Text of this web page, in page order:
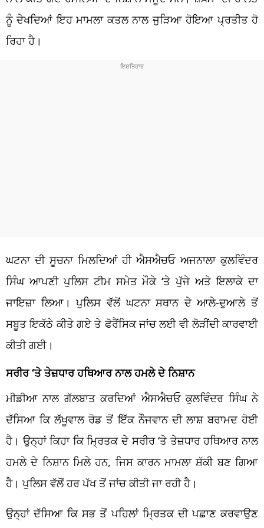
ਨੂੰ ਦੇਖਦਿਆਂ ਇਹ ਮਾਮਲਾ ਕਤਲ ਨਾਲ ਜੁੜਿਆ ਹੋਇਆ ਪ੍ਰਤੀਤ ਹੋ
ਰਿਹਾ ਹੈ।
ਘਟਨਾ ਦੀ ਸੂਚਨਾ ਮਿਲਦਿਆਂ ਹੀ ਐਸਐਚਓ ਅਜਨਾਲਾ ਕੁਲਵਿੰਦਰ
ਸਿੰਘ ਆਪਣੀ ਪੁਲਿਸ ਟੀਮ ਸਮੇਤ ਮੌਕੇ ‘ਤੇ ਪੁੱਜੇ ਅਤੇ ਇਲਾਕੇ ਦਾ
ਜਾਇਜ਼ਾ ਲਿਆ। ਪੁਲਿਸ ਵੱਲੋਂ ਘਟਨਾ ਸਥਾਨ ਦੇ ਆਲੇ-ਦੁਆਲੇ ਤੋਂ
ਸਬੂਤ ਇਕੱਠੇ ਕੀਤੇ ਗਏ ਤੇ ਫੋਰੈਂਸਿਕ ਜਾਂਚ ਲਈ ਵੀ ਲੋੜੀਂਦੀ ਕਾਰਵਾਈ
ਕੀਤੀ ਗਈ।
ਸਰੀਰ ‘ਤੇ ਤੇਜ਼ਧਾਰ ਹਥਿਆਰ ਨਾਲ ਹਮਲੇ ਦੇ ਨਿਸ਼ਾਨ
ਮੀਡੀਆ ਨਾਲ ਗੱਲਬਾਤ ਕਰਦਿਆਂ ਐਸਐਚਓ ਕੁਲਵਿੰਦਰ ਸਿੰਘ ਨੇ
ਦੱਸਿਆ ਕਿ ਲੱਖੂਵਾਲ ਰੋਡ ਤੋਂ ਇੱਕ ਨੌਜਵਾਨ ਦੀ ਲਾਸ਼ ਬਰਾਮਦ ਹੋਈ
ਹੈ। ਉਨ੍ਹਾਂ ਕਿਹਾ ਕਿ ਮ੍ਰਿਤਕ ਦੇ ਸਰੀਰ ‘ਤੇ ਤੇਜ਼ਧਾਰ ਹਥਿਆਰ ਨਾਲ
ਹਮਲੇ ਦੇ ਨਿਸ਼ਾਨ ਮਿਲੇ ਹਨ, ਜਿਸ ਕਾਰਨ ਮਾਮਲਾ ਸ਼ੱਕੀ ਬਣ ਗਿਆ
ਹੈ। ਪੁਲਿਸ ਵੱਲੋਂ ਹਰ ਪੱਖ ਤੋਂ ਜਾਂਚ ਕੀਤੀ ਜਾ ਰਹੀ ਹੈ।
ਉਨ੍ਹਾਂ ਦੱਸਿਆ ਕਿ ਸਭ ਤੋਂ ਪਹਿਲਾਂ ਮ੍ਰਿਤਕ ਦੀ ਪਛਾਣ ਕਰਵਾਉਣ